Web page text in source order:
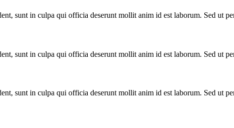
sunt in culpa qui officia deserunt mollit anim id est laborum. Sed ut
sunt in culpa qui officia deserunt mollit anim id est laborum. Sed ut
sunt in culpa qui officia deserunt mollit anim id est laborum. Sed ut